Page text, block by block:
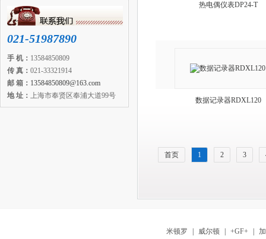
021-51987890
手 机： 13584850809
传 真： 021-33321914
邮 箱： 13584850809@163.com
地 址： 上海市奉贤区奉浦大道99号
热电偶仪表DP24-T
数据记录器RDXL120
首页 1 2 3
米顿罗 威尔顿 +GF+